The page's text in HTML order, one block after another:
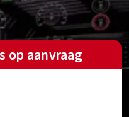
op aanvraag